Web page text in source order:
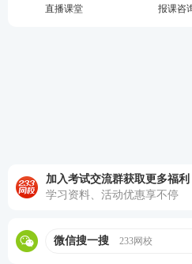
规模、存续期限相匹配。
责。
他任何形式的账外经营；超
募集资金；侵占、挪用专项
直播课堂 报课咨
加入考试交流群获取更多福利
学习资料、活动优惠享不停
微信搜一搜 233网校